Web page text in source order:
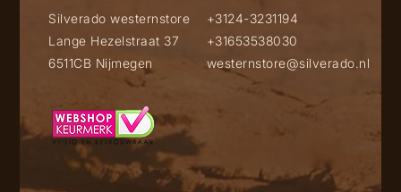
Silverado westernstore
Lange Hezelstraat 37
6511CB Nijmegen
+3124-3231194
+31653538030
westernstore@silverado.nl